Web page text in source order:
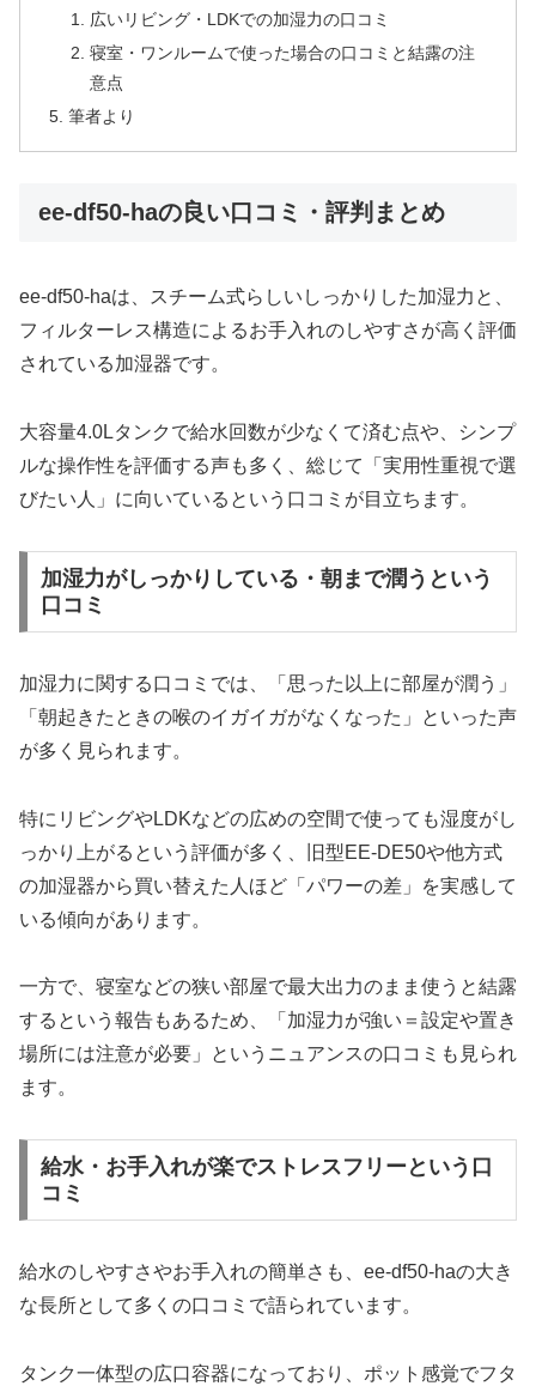
広いリビング・LDKでの加湿力の口コミ
寝室・ワンルームで使った場合の口コミと結露の注
意点
筆者より
ee-df50-haの良い口コミ・評判まとめ
ee-df50-haは、スチーム式らしいしっかりした加湿力と、
フィルターレス構造によるお手入れのしやすさが高く評価
されている加湿器です。
大容量4.0Lタンクで給水回数が少なくて済む点や、シンプ
ルな操作性を評価する声も多く、総じて「実用性重視で選
びたい人」に向いているという口コミが目立ちます。
加湿力がしっかりしている・朝まで潤うという
口コミ
加湿力に関する口コミでは、「思った以上に部屋が潤う」
「朝起きたときの喉のイガイガがなくなった」といった声
が多く見られます。
特にリビングやLDKなどの広めの空間で使っても湿度がし
っかり上がるという評価が多く、旧型EE-DE50や他方式
の加湿器から買い替えた人ほど「パワーの差」を実感して
いる傾向があります。
一方で、寝室などの狭い部屋で最大出力のまま使うと結露
するという報告もあるため、「加湿力が強い＝設定や置き
場所には注意が必要」というニュアンスの口コミも見られ
ます。
給水・お手入れが楽でストレスフリーという口
コミ
給水のしやすさやお手入れの簡単さも、ee-df50-haの大き
な長所として多くの口コミで語られています。
タンク一体型の広口容器になっており、ポット感覚でフタ